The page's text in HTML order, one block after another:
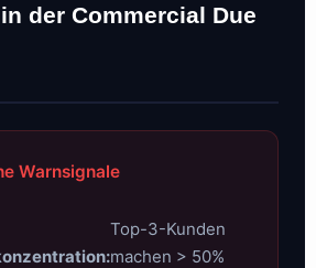
der Commercial Due
Warnsignale
Top-3-Kunden
machen > 50%